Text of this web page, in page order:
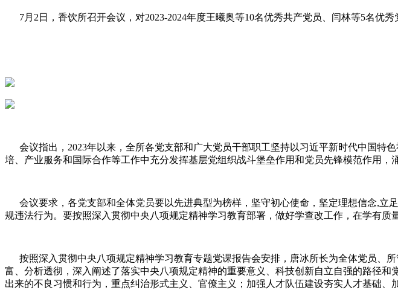
7月2日，香饮所召开会议，对2023-2024年度王曦奥等10名优秀共产党员、闫林等5名优
会议指出，2023年以来，全所各党支部和广大党员干部职工坚持以习近平新时代中国特
培、产业服务和国际合作等工作中充分发挥基层党组织战斗堡垒作用和党员先锋模范作用
会议要求，各党支部和全体党员要以先进典型为榜样，坚守初心使命，坚定理想信念,立
规违法行为。要按照深入贯彻中央八项规定精神学习教育部署，做好学查改工作，在学有
按照深入贯彻中央八项规定精神学习教育专题党课报告会安排，唐冰所长为全体党员、
富、分析透彻，深入阐述了落实中央八项规定精神的重要意义、科技创新自立自强的路径
出来的不良习惯和行为，重点纠治形式主义、官僚主义；加强人才队伍建设夯实人才基础